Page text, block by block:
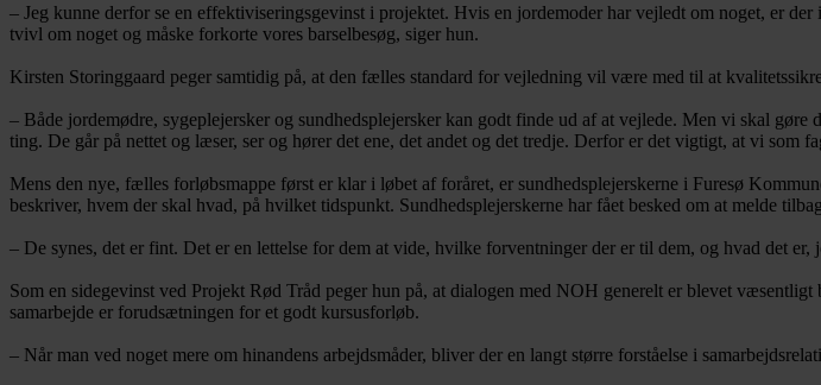
– Jeg kunne derfor se en effektiviseringsgevinst i projektet. Hvis en jordemoder har vejledt om noget, er
tvivl om noget og måske forkorte vores barselbesøg, siger hun.
Kirsten Storinggaard peger samtidig på, at den fælles standard for vejledning vil være med til at
– Både jordemødre, sygeplejersker og sundhedsplejersker kan godt finde ud af at vejlede. Men vi skal
ting. De går på nettet og læser, ser og hører det ene, det andet og det tredje. Derfor er det vigtigt, at vi som
Mens den nye, fælles forløbsmappe først er klar i løbet af foråret, er sundhedsplejerskerne i Furesø
beskriver, hvem der skal hvad, på hvilket tidspunkt. Sundhedsplejerskerne har fået besked om at melde
– De synes, det er fint. Det er en lettelse for dem at vide, hvilke forventninger der er til dem, og hvad det
Som en sidegevinst ved Projekt Rød Tråd peger hun på, at dialogen med NOH generelt er blevet
samarbejde er forudsætningen for et godt kursusforløb.
– Når man ved noget mere om hinandens arbejdsmåder, bliver der en langt større forståelse i